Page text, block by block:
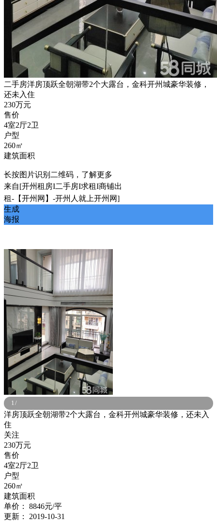
二手房洋房顶跃全朝湖带2个大露台，金科开州城豪华装修，
还未入住
230万元
售价
4室2厅2卫
户型
260㎡
建筑面积
长按图片识别二维码，了解更多
来自[开州租房I二手房I求租I商铺出
租-【开州网】-开州人就上开州网]
生成
海报
1/
洋房顶跃全朝湖带2个大露台，金科开州城豪华装修，还未入
住
关注
230万元
售价
4室2厅2卫
户型
260㎡
建筑面积
单价：
8846元/平
更新：
2019-10-31